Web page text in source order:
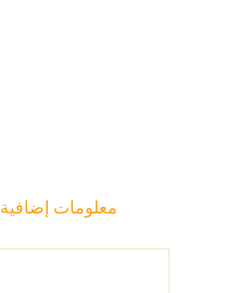
معلومات إضافية